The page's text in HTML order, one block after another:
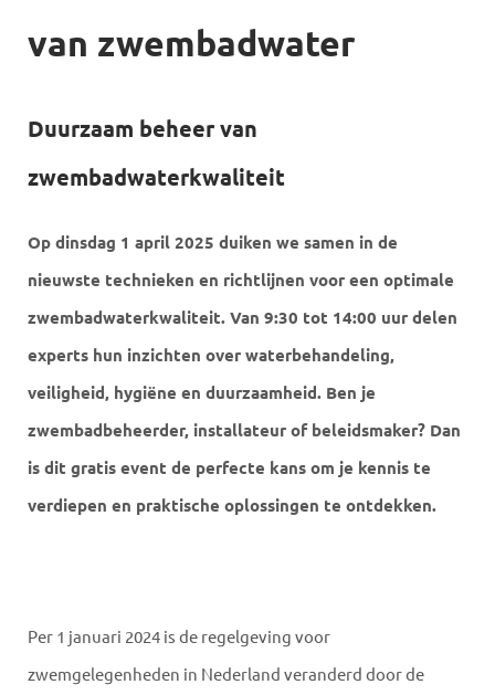
van zwembadwater
Duurzaam beheer van
zwembadwaterkwaliteit
Op dinsdag 1 april 2025 duiken we samen in de
nieuwste technieken en richtlijnen voor een optimale
zwembadwaterkwaliteit. Van 9:30 tot 14:00 uur delen
experts hun inzichten over waterbehandeling,
veiligheid, hygiëne en duurzaamheid. Ben je
zwembadbeheerder, installateur of beleidsmaker? Dan
is dit gratis event de perfecte kans om je kennis te
verdiepen en praktische oplossingen te ontdekken.
Per 1 januari 2024 is de regelgeving voor
zwemgelegenheden in Nederland veranderd door de